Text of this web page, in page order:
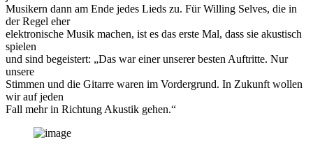
Musikern dann am Ende jedes Lieds zu. Für Willing Selves, die in
der Regel eher
elektronische Musik machen, ist es das erste Mal, dass sie akustisch
spielen
und sind begeistert: „Das war einer unserer besten Auftritte. Nur
unsere
Stimmen und die Gitarre waren im Vordergrund. In Zukunft wollen
wir auf jeden
Fall mehr in Richtung Akustik gehen.“